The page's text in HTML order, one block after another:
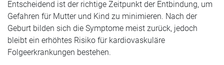
Entscheidend ist der richtige Zeitpunkt der Entbindung, um
Gefahren für Mutter und Kind zu minimieren. Nach der
Geburt bilden sich die Symptome meist zurück, jedoch
bleibt ein erhöhtes Risiko für kardiovaskuläre
Folgeerkrankungen bestehen.